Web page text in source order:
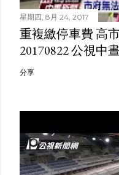
星期四, 8月 24, 2017
重複繳停車費 高
20170822 公視中
分享